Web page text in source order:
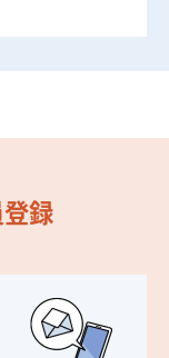
録